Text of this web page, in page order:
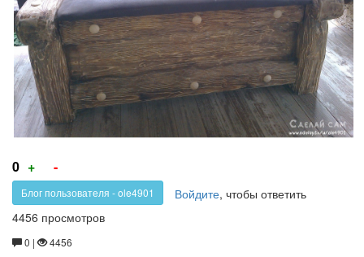
0 +
за!
-
против!
Блог пользователя - ole4901 Войдите, чтобы ответить
4456 просмотров
0 | 4456